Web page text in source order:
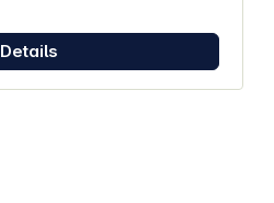
über HDMI 3D-
Datenrate von bis zu 10,2
Details